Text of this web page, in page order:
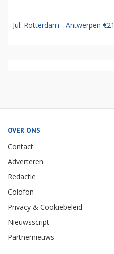
Jul: Rotterdam - Antwerpen €21
OVER ONS
Contact
Adverteren
Redactie
Colofon
Privacy & Cookiebeleid
Nieuwsscript
Partnernieuws